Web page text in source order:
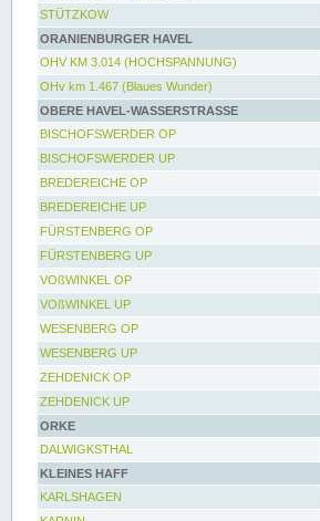
STÜTZKOW
ORANIENBURGER HAVEL
OHV KM 3.014 (HOCHSPANNUNG)
OHv km 1.467 (Blaues Wunder)
OBERE HAVEL-WASSERSTRASSE
BISCHOFSWERDER OP
BISCHOFSWERDER UP
BREDEREICHE OP
BREDEREICHE UP
FÜRSTENBERG OP
FÜRSTENBERG UP
VOßWINKEL OP
VOßWINKEL UP
WESENBERG OP
WESENBERG UP
ZEHDENICK OP
ZEHDENICK UP
ORKE
DALWIGKSTHAL
KLEINES HAFF
KARLSHAGEN